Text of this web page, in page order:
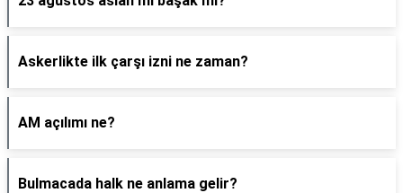
Askerlikte ilk çarşı izni ne zaman?
AM açılımı ne?
Bulmacada halk ne anlama gelir?